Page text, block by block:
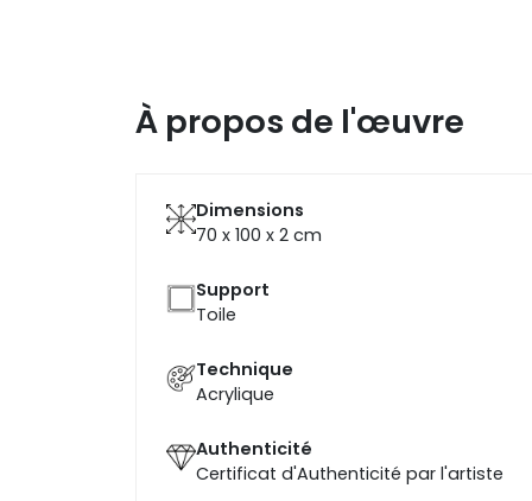
À propos de l'œuvre
Dimensions
70 x 100 x 2 cm
Support
Toile
Technique
Acrylique
Authenticité
Certificat d'Authenticité par l'artiste